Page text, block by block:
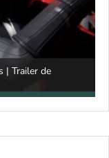
| Trailer de